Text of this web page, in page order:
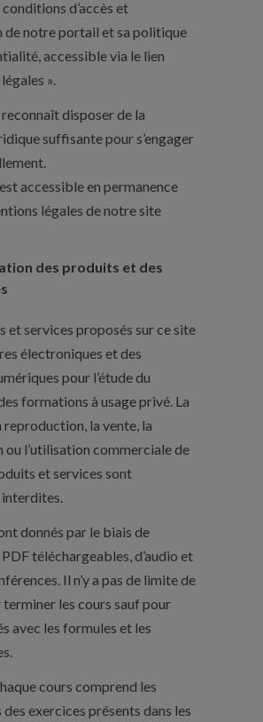
conditions d’accès et
de notre portail et sa politique
accessible via le lien
».
disposer de la
suffisante pour s’engager
accessible en permanence
légales de notre site
des produits et des
et services proposés sur ce site
électroniques et des
pour l’étude du
formations à usage privé. La
la vente, la
l’utilisation commerciale de
et services sont
donnés par le biais de
téléchargeables, d’audio et
Il n’y a pas de limite de
les cours sauf pour
avec les formules et les
cours comprend les
exercices présents dans les